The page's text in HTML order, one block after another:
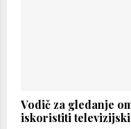
Vodič za gledanje
iskoristiti